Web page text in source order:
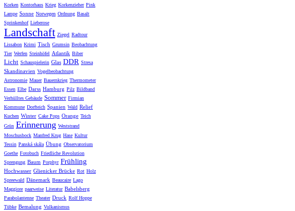
Korken Kontorhaus Krieg Korkenzieher Pink
Lampe Sonne Norwegen Ordnung Basalt
Sprinkenhof Lieberose
Landschaft Ziegel Radtour
Lissabon Krimi Tisch Grumsin Beobachtung
Tier Werfen Steinhöfel Atlantik Biber
Licht Schauspielerin Glas DDR Stresa
Skandinavien Vogelbeobachtung
Astronomie Mauer Bauernkrieg Thermometer
Essen Elbe Darss Hamburg Pilz Bildband
Verhülltes Gebäude Sommer Firmian
Kommune Dorfteich Spanien Wald Relief
Kuchen Winter Cake Pops Orange Teich
Grün Erinnerung Weststrand
Moschusbock Manfred Krug Hase Kultur
Tessin Panská skála Übung Observatorium
Goethe Fotobuch Friedliche Revolution
Sprengung Baum Porphyr Frühling
Hochwasser Glienicker Brücke Rot Holz
Spreewald Dänemark Beaucaire Lago
Maggiore paarweise Literatur Babelsberg
Parabolantenne Theater Druck Rolf Hoppe
Tübke Bemalung Vulkanismus